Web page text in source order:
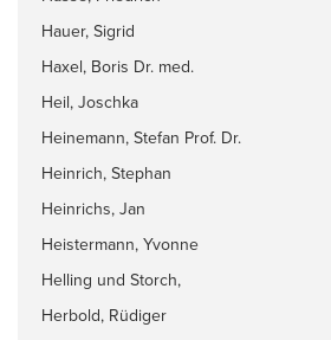
Hauer, Sigrid
Haxel, Boris Dr. med.
Heil, Joschka
Heinemann, Stefan Prof. Dr.
Heinrich, Stephan
Heinrichs, Jan
Heistermann, Yvonne
Helling und Storch,
Herbold, Rüdiger